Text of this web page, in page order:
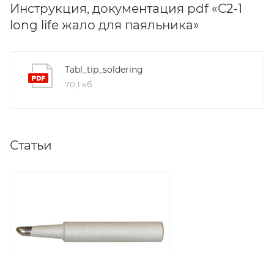
Инструкция, документация pdf «C2-1
long life жало для паяльника»
Tabl_tip_soldering
70,1 кб
Статьи